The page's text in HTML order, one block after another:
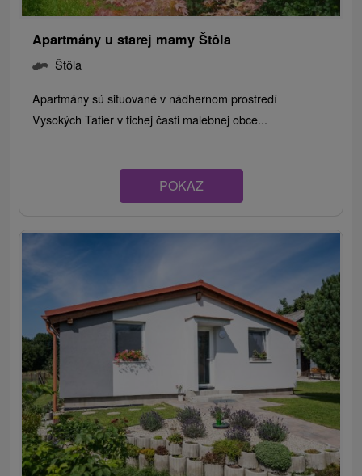
Apartmány u starej mamy Štôla
Štôla
Apartmány sú situované v nádhernom prostredí
Vysokých Tatier v tichej časti malebnej obce...
POKAZ